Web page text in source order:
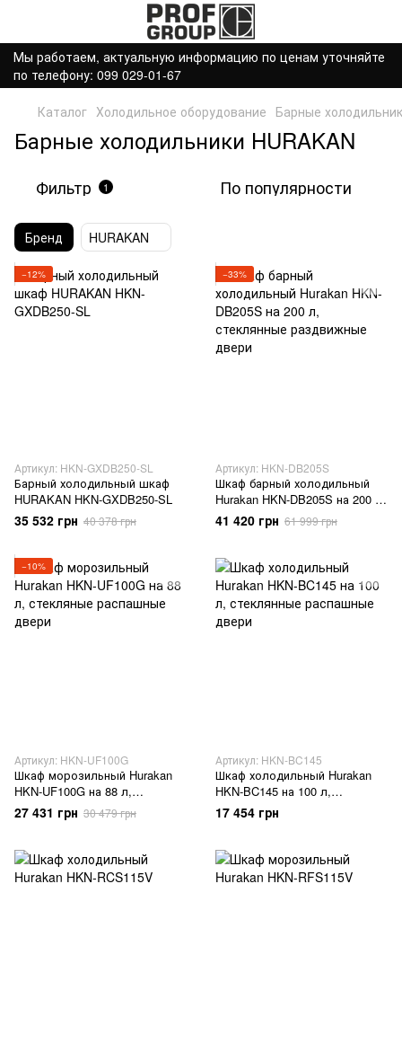
Мы работаем, актуальную информацию по ценам уточняйте
по телефону: 099 029-01-67
Каталог Холодильное оборудование Барные
Барные холодильники HURAKAN
Фильтр 1 По популярности
Бренд HURAKAN
−12%
Артикул: HKN-GXDB250-SL
Барный холодильный шкаф
HURAKAN HKN-GXDB250-SL
35 532 грн 40 378 грн
−33%
Артикул: HKN-DB205S
Шкаф барный холодильный
Hurakan HKN-DB205S на 200 л,
стеклянные раздвижные
двери
41 420 грн 61 999 грн
−10%
Артикул: HKN-UF100G
Шкаф морозильный Hurakan
HKN-UF100G на 88 л,
стекляные распашные двери
27 431 грн 30 479 грн
Артикул: HKN-BC145
Шкаф холодильный Hurakan
HKN-BC145 на 100 л,
стеклянные распашные двери
17 454 грн